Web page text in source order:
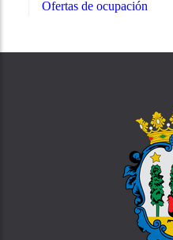
Ofertas de ocupación